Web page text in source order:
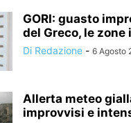
GORI: guasto
del Greco, le
Di Redazione - 6 Agosto
Allerta meteo
improvvisi e